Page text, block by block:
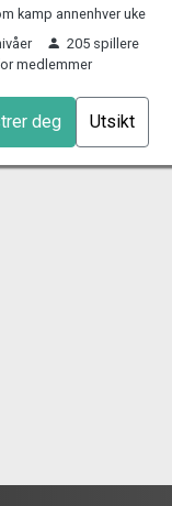
kamp annenhver uke
205 spillere
medlemmer
deg Utsikt